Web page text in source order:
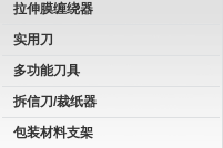
拉伸膜缠绕器
实用刀
多功能刀具
拆信刀/裁纸器
包装材料支架